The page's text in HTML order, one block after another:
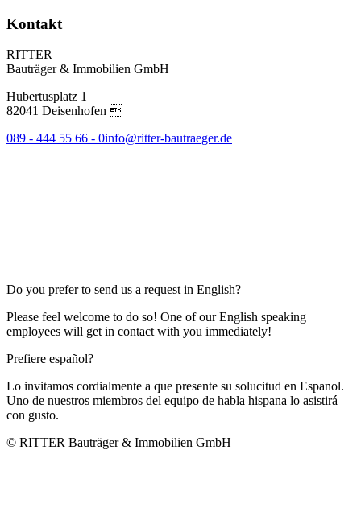
Kontakt
RITTER
Bauträger & Immobilien GmbH
Hubertusplatz 1
82041 Deisenhofen 
089 - 444 55 66 - 0info@ritter-bautraeger.de
Do you prefer to send us a request in English?
Please feel welcome to do so! One of our English speaking
employees will get in contact with you immediately!
Prefiere español?
Lo invitamos cordialmente a que presente su solucitud en Espanol.
Uno de nuestros miembros del equipo de habla hispana lo asistirá
con gusto.
© RITTER Bauträger & Immobilien GmbH